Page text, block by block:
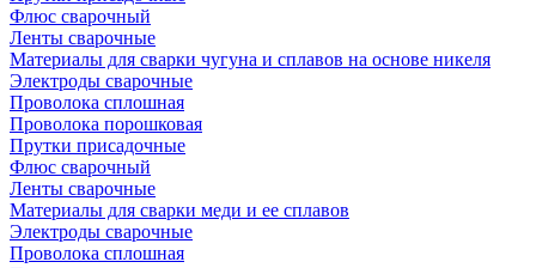
Флюс сварочный
Ленты сварочные
Материалы для сварки чугуна и сплавов на основе никеля
Электроды сварочные
Проволока сплошная
Проволока порошковая
Прутки присадочные
Флюс сварочный
Ленты сварочные
Материалы для сварки меди и ее сплавов
Электроды сварочные
Проволока сплошная